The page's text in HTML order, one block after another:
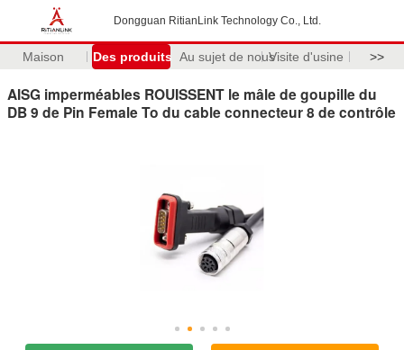
Dongguan RitianLink Technology Co., Ltd.
Maison Des produits Au sujet de nousVisite d'usine >>
AISG imperméables ROUISSENT le mâle de goupille du
DB 9 de Pin Female To du cable connecteur 8 de contrôle